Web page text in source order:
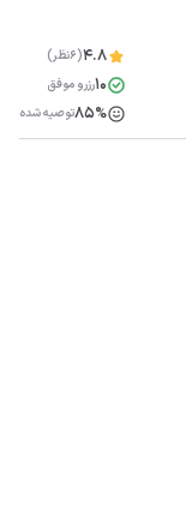
4.8(6نظر)
10رزرو موفق
85%توصیه شده